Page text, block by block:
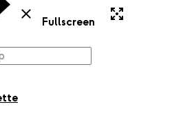
Sluiten
Fullscreen